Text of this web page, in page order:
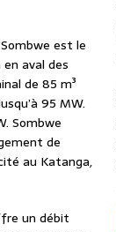
est le
aval des
de 85 m³
95 MW.
Sombwe
de
au Katanga,
un débit